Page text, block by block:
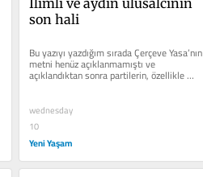
son hali
Bu yazıyı yazdığım sırada Çerçeve Yasa’nın
metni henüz açıklanmamıştı ve
açıklandıktan sonra partilerin, özellikle
Yeni...
wednesday
10
Yeni Yaşam